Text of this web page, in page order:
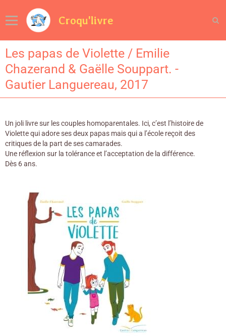
Croqu'livre
Les papas de Violette / Emilie
Chazerand & Gaëlle Souppart. -
Gautier Languereau, 2017
Un joli livre sur les couples homoparentales. Ici, c’est l’histoire de
Violette qui adore ses deux papas mais qui a l’école reçoit des
critiques de la part de ses camarades.
Une réflexion sur la tolérance et l’acceptation de la différence.
Dès 6 ans.